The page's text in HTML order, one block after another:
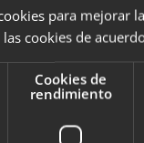
de
tu ciclo sea
Un
cuando tu
para mejorar
cookies de
Cookies de
rendimiento